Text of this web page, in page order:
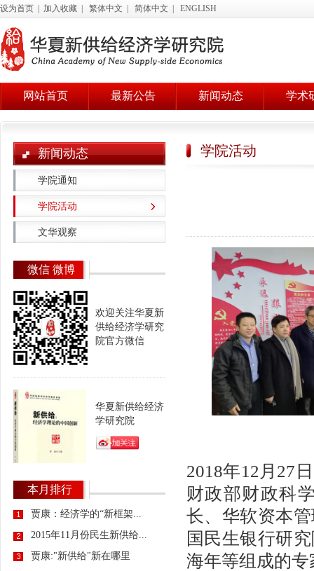
设为首页 加入收藏 繁体中文 简体中文 ENGLISH
网站首页 最新公告 新闻动态 学术
新闻动态
学院通知
学院活动
文华观察
微信 微博
欢迎关注华夏新
供给经济学研究
院官方微信
华夏新供给经济
学研究院
本月排行
贾康：经济学的“新框架...
2015年11月份民生新供给...
贾康:"新供给"新在哪里
学院活动
2018年12月27
财政部财政科
长、华软资本
国民生银行研
海年等组成的